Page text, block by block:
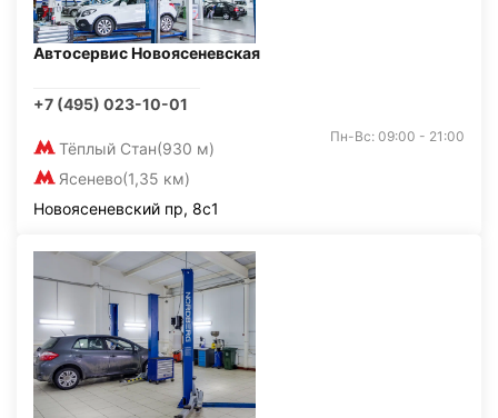
Автосервис Новоясеневская
+7 (495) 023-10-01
Тёплый Стан(930 м)
Ясенево(1,35 км)
Пн-Вс: 09:00 - 21:00
Новоясеневский пр, 8с1